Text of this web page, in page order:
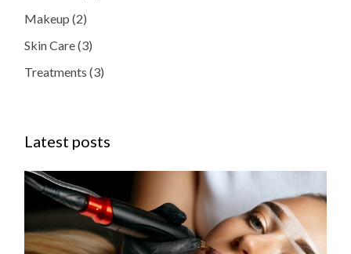
Makeup (2)
Skin Care(3)
Treatments (3)
Latest posts